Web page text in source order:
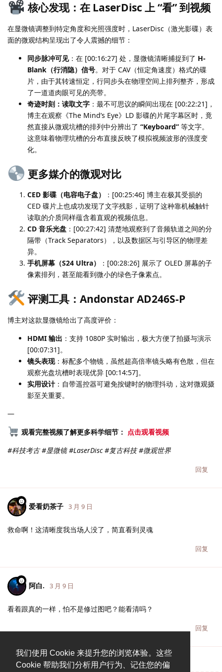
我们使用 Cookie 来提升您的浏览体验。这些
Cookie 帮助我们分析用户行为、记住您的偏
核心发现：在 LaserDisc 上 “看” 到视频
在显微镜调整到特定角度和光照强度时，LaserDisc（激光影碟）表
面的微观结构呈现出了令人震撼的细节：
同步脉冲可见：在 [00:16:27] 处，显微镜清晰捕捉到了 H-
Blank（行消隐）信号。对于 CAV（恒定角速度）格式的碟
片，由于其转速恒定，行同步头在物理空间上排列整齐，形成
了一道道肉眼可见的亮带。
奇迹时刻：读取文字 ：最不可思议的瞬间出现在 [00:22:21]，
博主在观察《The Mind’s Eye》LD 影碟的片尾字幕区时，竟
然直接从微观坑槽的排列中分辨出了 “Keyboard” 等文字。
这意味着物理坑槽的分布直接反映了模拟视频波形的强度变
化。
更多媒介的微观对比
CED 影碟（电容电子盘）
：[00:25:46] 博主在极其受损的
CED 碟片上也成功发现了文字残影，证明了这种靠机械触针
读取的介质同样蕴含着直观的视频信息。
CD 音乐光盘 ：[00:27:42] 清楚地观察到了音频轨道之间的分
隔带（Track Separators），以及数据区与引导区的物理差
异。
手机屏幕（S24 Ultra）
：[00:28:26] 展示了 OLED 屏幕的子
像素排列，甚至能看到微小的绿色子像素点。
评测工具：Andonstar AD246S-P
博主对这款显微镜给出了高度评价：
HDMI 输出 ：支持 1080P 实时输出，极大方便了拍摄与演示
[00:07:31]。
镜头表现：标配多个物镜，虽然超高倍率镜头略有色散，但在
观察光盘坑槽时表现优异 [00:14:57]。
实用设计 ：自带遥控器可避免按键时的物理抖动，这对微观摄
影至关重要。
—
观看完整视频了解更多科学细节： 点击观看视频
#科技考古 #显微镜 #LaserDisc #复古科技 #微观世界
回复
爱看奶茶子 3 月 9 日
救命啊！这清晰度我当场人没了，简直看到灵魂
回复
阿白. 3 月 9 日
看着跟真的一样，怕不是修过图吧？能看清吗？
回复